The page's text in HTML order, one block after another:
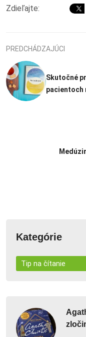
Zdieľajte:
PREDCHÁDZAJÚCI
Skutočné
pacientoch
Kategórie
Tip na čítanie